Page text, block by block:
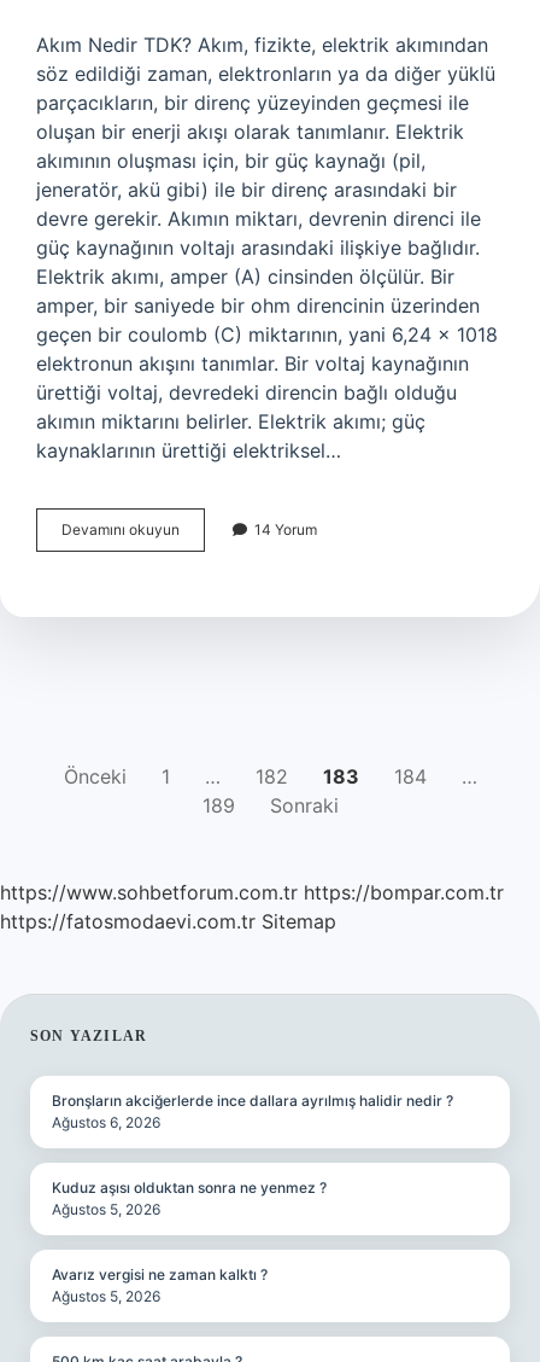
Akım Nedir TDK? Akım, fizikte, elektrik akımından
söz edildiği zaman, elektronların ya da diğer yüklü
parçacıkların, bir direnç yüzeyinden geçmesi ile
oluşan bir enerji akışı olarak tanımlanır. Elektrik
akımının oluşması için, bir güç kaynağı (pil,
jeneratör, akü gibi) ile bir direnç arasındaki bir
devre gerekir. Akımın miktarı, devrenin direnci ile
güç kaynağının voltajı arasındaki ilişkiye bağlıdır.
Elektrik akımı, amper (A) cinsinden ölçülür. Bir
amper, bir saniyede bir ohm direncinin üzerinden
geçen bir coulomb (C) miktarının, yani 6,24 x 1018
elektronun akışını tanımlar. Bir voltaj kaynağının
ürettiği voltaj, devredeki direncin bağlı olduğu
akımın miktarını belirler. Elektrik akımı; güç
kaynaklarının ürettiği elektriksel…
Devamını okuyun
nedir
14 Yorum
YAZI
SAYFALAMASI
Önceki 1 … 182 183 184
…
189
Sonraki
https://www.sohbetforum.com.tr https://bompar.com.tr
https://fatosmodaevi.com.tr Sitemap
SIDEBAR
SON YAZILAR
Bronşların akciğerlerde ince dallara ayrılmış halidir nedir ?
Ağustos 6, 2026
Kuduz aşısı olduktan sonra ne yenmez ?
Ağustos 5, 2026
Avarız vergisi ne zaman kalktı ?
Ağustos 5, 2026